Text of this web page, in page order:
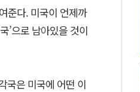
준다. 미국이 언제까
’으로 남아있을 것이
국은 미국에 어떤 이